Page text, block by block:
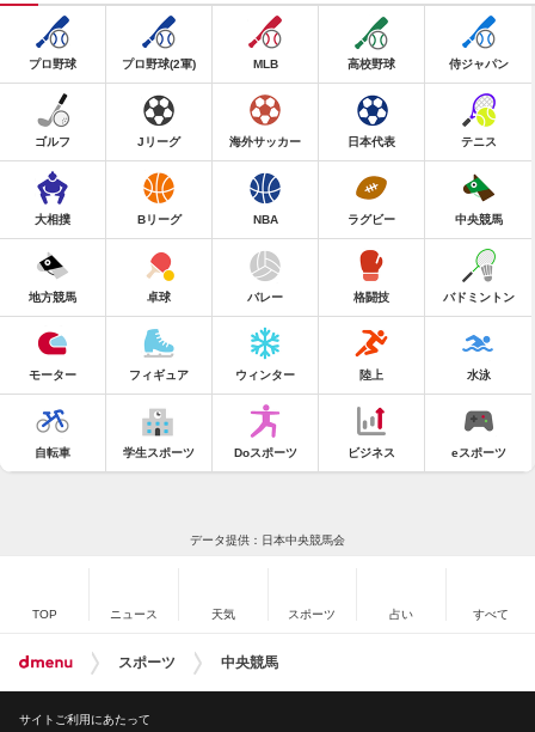
プロ野球 プロ野球(2軍) MLB 高校野球 侍ジャパン
ゴルフ Jリーグ 海外サッカー 日本代表 テニス
大相撲 Bリーグ NBA ラグビー 中央競馬
地方競馬 卓球 バレー 格闘技 バドミントン
モーター フィギュア ウィンター 陸上 水泳
自転車 学生スポーツ Doスポーツ ビジネス eスポーツ
データ提供：日本中央競馬会
TOP ニュース 天気 スポーツ 占い すべて
スポーツ 中央競馬
サイトご利用にあたって